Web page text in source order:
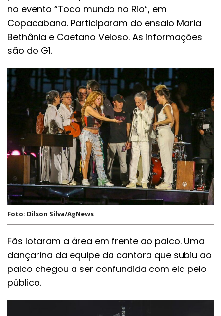
no evento “Todo mundo no Rio”, em
Copacabana. Participaram do ensaio Maria
Bethânia e Caetano Veloso. As informações
são do G1.
Foto: Dilson Silva/AgNews
Fãs lotaram a área em frente ao palco. Uma
dançarina da equipe da cantora que subiu ao
palco chegou a ser confundida com ela pelo
público.